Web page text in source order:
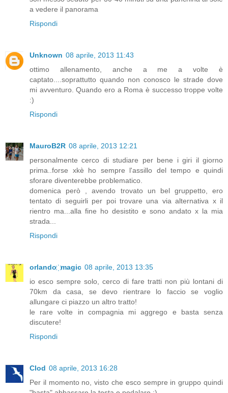
a vedere il panorama
Rispondi
Unknown 08 aprile, 2013 11:43
ottimo allenamento, anche a me a volte è
captato....soprattutto quando non conosco le strade dove
mi avventuro. Quando ero a Roma è successo troppe volte
:)
Rispondi
MauroB2R 08 aprile, 2013 12:21
personalmente cerco di studiare per bene i giri il giorno
prima..forse xkè ho sempre l'assillo del tempo e quindi
sforare diventerebbe problematico.
domenica però , avendo trovato un bel gruppetto, ero
tentato di seguirli per poi trovare una via alternativa x il
rientro ma...alla fine ho desistito e sono andato x la mia
strada...
Rispondi
orlando ҉ magic 08 aprile, 2013 13:35
io esco sempre solo, cerco di fare tratti non più lontani di
70km da casa, se devo rientrare lo faccio se voglio
allungare ci piazzo un altro tratto!
le rare volte in compagnia mi aggrego e basta senza
discutere!
Rispondi
Clod 08 aprile, 2013 16:28
Per il momento no, visto che esco sempre in gruppo quindi